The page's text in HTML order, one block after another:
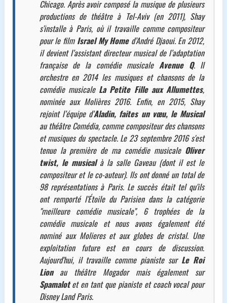
Chicago. Après avoir composé la musique de plusieurs
productions de théâtre à Tel-Aviv (en 2011), Shay
s'installe à Paris, où il travaille comme compositeur
pour le film Israel My Homed’André Djaoui. En 2012,
il devient l’assistant directeur musical de l’adaptation
française de la comédie musicale Avenue Q. Il
orchestre en 2014 les musiques et chansons de la
comédie musicale La Petite Fille aux Allumettes,
nominée aux Molières 2016. Enfin, en 2015, Shay
rejoint l’équipe d’Aladin, faites un vœu, le Musical
au théâtre Comédia, comme compositeur des chansons
et musiques du spectacle. Le 23 septembre 2016 s'est
tenue la première de ma comédie musicale Oliver
twist, le musicalà la salle Gaveau (dont il est le
compositeur et le co-auteur). Ils ont donné un total de
98 représentations à Paris. Le succès était tel qu'ils
ont remporté l'Étoile du Parisien dans la catégorie
"meilleure comédie musicale", 6 trophées de la
comédie musicale et nous avons également été
nominé aux Molieres et aux globes de cristal. Une
exploitation future est en cours de discussion.
Aujourd'hui, il travaille comme pianiste sur Le Roi
Lionau théâtre Mogador mais également sur
Spamalotet en tant que pianiste et coach vocal pour
Disney Land Paris.